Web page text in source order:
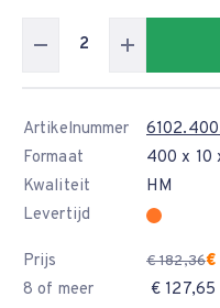
Artikelnummer
Formaat
400 x 10
Kwaliteit
HM
Levertijd
Prijs € 182,36€
8 of meer
€ 127,65